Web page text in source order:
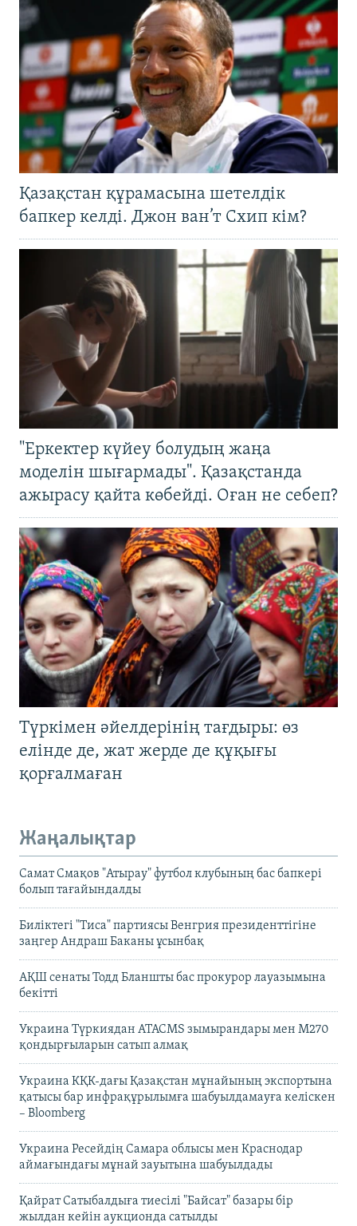
Қазақстан құрамасына шетелдік
бапкер келді. Джон ван’т Схип кім?
"Еркектер күйеу болудың жаңа
моделін шығармады". Қазақстанда
ажырасу қайта көбейді. Оған не себеп?
Түркімен әйелдерінің тағдыры: өз
елінде де, жат жерде де құқығы
қорғалмаған
Жаңалықтар
Самат Смақов "Атырау" футбол клубының бас бапкері
болып тағайындалды
Биліктегі "Тиса" партиясы Венгрия президенттігіне
заңгер Андраш Баканы ұсынбақ
АҚШ сенаты Тодд Бланшты бас прокурор лауазымына
бекітті
Украина Түркиядан ATACMS зымырандары мен M270
қондырғыларын сатып алмақ
Украина КҚК-дағы Қазақстан мұнайының экспортына
қатысы бар инфрақұрылымға шабуылдамауға келіскен
– Bloomberg
Украина Ресейдің Самара облысы мен Краснодар
аймағындағы мұнай зауытына шабуылдады
Қайрат Сатыбалдыға тиесілі "Байсат" базары бір
жылдан кейін аукционда сатылды